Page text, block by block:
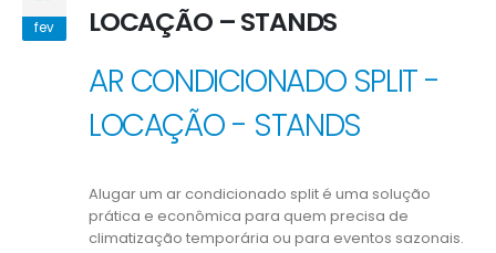
fev
LOCAÇÃO – STANDS
AR CONDICIONADO SPLIT -
LOCAÇÃO - STANDS
Alugar um ar condicionado split é uma solução
prática e econômica para quem precisa de
climatização temporária ou para eventos sazonais.